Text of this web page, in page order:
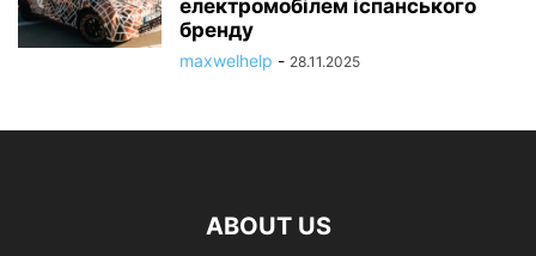
електромобілем іспанського
бренду
maxwelhelp - 28.11.2025
ABOUT US